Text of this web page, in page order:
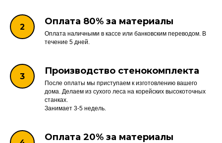
Оплата 80% за материалы
Оплата наличными в кассе или банковским переводом. В
течение 5 дней.
Производство стенокомплекта
После оплаты мы приступаем к изготовлению вашего
дома. Делаем из сухого леса на корейских высокоточных
станках.
Занимает 3-5 недель.
Оплата 20% за материалы